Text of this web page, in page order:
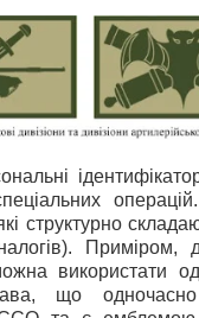
структурно
Приміром,
використати
що